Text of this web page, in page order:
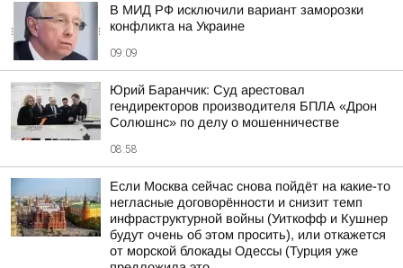
В МИД РФ исключили вариант заморозки
конфликта на Украине
09:09
Юрий Баранчик: Суд арестовал
гендиректоров производителя БПЛА «Дрон
Солюшнс» по делу о мошенничестве
08:58
Если Москва сейчас снова пойдёт на какие-то
негласные договорённости и снизит темп
инфраструктурной войны (Уиткофф и Кушнер
будут очень об этом просить), или откажется
от морской блокады Одессы (Турция уже